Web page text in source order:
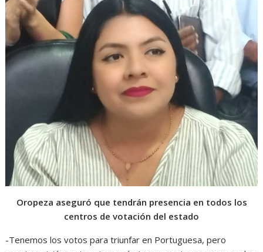
Oropeza aseguró que tendrán presencia en todos los
centros de votación del estado
-Tenemos los votos para triunfar en Portuguesa, pero